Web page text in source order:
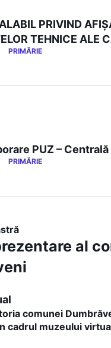
PRIVIND
TEHNICE ALE
PRIMĂRIE
PUZ –
PRIMĂRIE
al
comunei
cadrul muzeului